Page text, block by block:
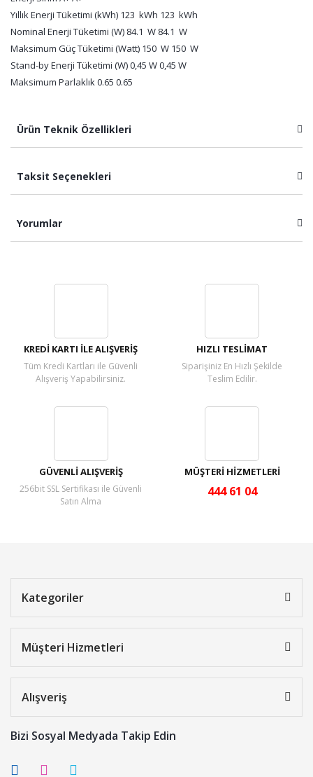
Yıllık Enerji Tüketimi (kWh) 123 kWh 123 kWh
Nominal Enerji Tüketimi (W) 84.1 W 84.1 W
Maksimum Güç Tüketimi (Watt) 150 W 150 W
Stand-by Enerji Tüketimi (W) 0,45 W 0,45 W
Maksimum Parlaklık 0.65 0.65
Ürün Teknik Özellikleri
Taksit Seçenekleri
Yorumlar
KREDİ KARTI İLE ALIŞVERİŞ
Tüm Kredi Kartları ile Güvenli
Alışveriş Yapabilirsiniz.
HIZLI TESLİMAT
Siparişiniz En Hızlı Şekilde
Teslim Edilir.
GÜVENLİ ALIŞVERİŞ
256bit SSL Sertifikası ile Güvenli
Satın Alma
MÜŞTERİ HİZMETLERİ
444 61 04
Kategoriler
Müşteri Hizmetleri
Alışveriş
Bizi Sosyal Medyada Takip Edin